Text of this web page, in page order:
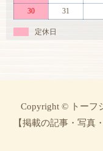
30
31
定休日
Copyright © トーフ
【掲載の記事・写真